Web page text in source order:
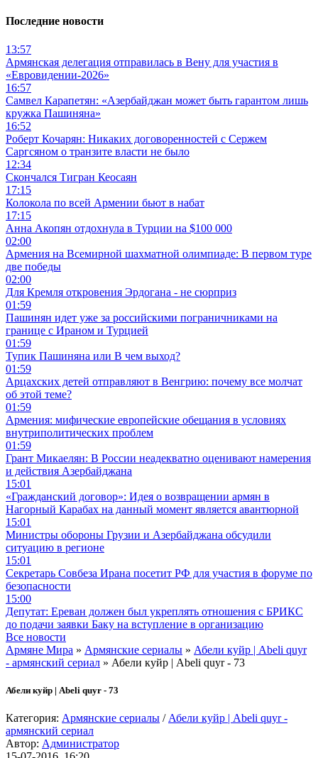
Последние новости
13:57
Армянская делегация отправилась в Вену для участия в
«Евровидении-2026»
16:57
Самвел Карапетян: «Азербайджан может быть гарантом лишь
кружка Пашиняна»
16:52
Роберт Кочарян: Никаких договоренностей с Сержем
Саргсяном о транзите власти не было
12:34
Скончался Тигран Кеосаян
17:15
Колокола по всей Армении бьют в набат
17:15
Анна Акопян отдохнула в Турции на $100 000
02:00
Армения на Всемирной шахматной олимпиаде: В первом туре
две победы
02:00
Для Кремля откровения Эрдогана - не сюрприз
01:59
Пашинян идет уже за российскими пограничниками на
границе с Ираном и Турцией
01:59
Тупик Пашиняна или В чем выход?
01:59
Арцахских детей отправляют в Венгрию: почему все молчат
об этой теме?
01:59
Армения: мифические европейские обещания в условиях
внутриполитических проблем
01:59
Грант Микаелян: В России неадекватно оценивают намерения
и действия Азербайджана
15:01
«Гражданский договор»: Идея о возвращении армян в
Нагорный Карабах на данный момент является авантюрной
15:01
Министры обороны Грузии и Азербайджана обсудили
ситуацию в регионе
15:01
Секретарь Совбеза Ирана посетит РФ для участия в форуме по
безопасности
15:00
Депутат: Ереван должен был укреплять отношения с БРИКС
до подачи заявки Баку на вступление в организацию
Все новости
Армяне Мира » Армянские сериалы » Абели куйр | Abeli quyr
- армянский сериал » Абели куйр | Abeli quyr - 73
Абели куйр | Abeli quyr - 73
Категория: Армянские сериалы / Абели куйр | Abeli quyr -
армянский сериал
Автор: Администратор